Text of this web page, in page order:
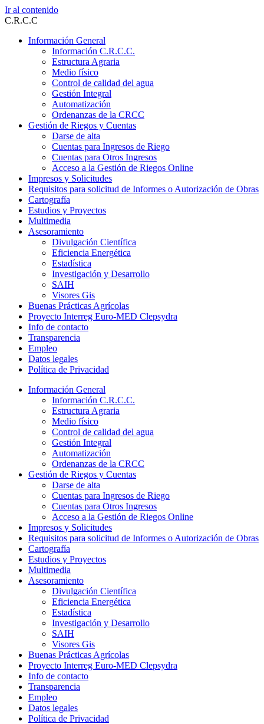
Ir al contenido
C.R.C.C
Información General
Información C.R.C.C.
Estructura Agraria
Medio físico
Control de calidad del agua
Gestión Integral
Automatización
Ordenanzas de la CRCC
Gestión de Riegos y Cuentas
Darse de alta
Cuentas para Ingresos de Riego
Cuentas para Otros Ingresos
Acceso a la Gestión de Riegos Online
Impresos y Solicitudes
Requisitos para solicitud de Informes o Autorización de Obras
Cartografía
Estudios y Proyectos
Multimedia
Asesoramiento
Divulgación Científica
Eficiencia Energética
Estadística
Investigación y Desarrollo
SAIH
Visores Gis
Buenas Prácticas Agrícolas
Proyecto Interreg Euro-MED Clepsydra
Info de contacto
Transparencia
Empleo
Datos legales
Política de Privacidad
Información General
Información C.R.C.C.
Estructura Agraria
Medio físico
Control de calidad del agua
Gestión Integral
Automatización
Ordenanzas de la CRCC
Gestión de Riegos y Cuentas
Darse de alta
Cuentas para Ingresos de Riego
Cuentas para Otros Ingresos
Acceso a la Gestión de Riegos Online
Impresos y Solicitudes
Requisitos para solicitud de Informes o Autorización de Obras
Cartografía
Estudios y Proyectos
Multimedia
Asesoramiento
Divulgación Científica
Eficiencia Energética
Estadística
Investigación y Desarrollo
SAIH
Visores Gis
Buenas Prácticas Agrícolas
Proyecto Interreg Euro-MED Clepsydra
Info de contacto
Transparencia
Empleo
Datos legales
Política de Privacidad